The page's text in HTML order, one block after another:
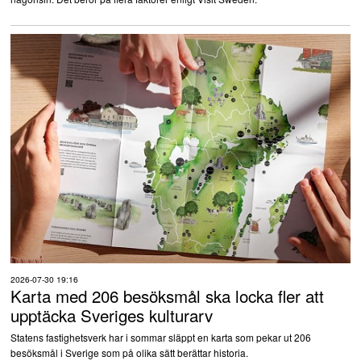
2026-07-30 19:16
Karta med 206 besöksmål ska locka fler att
upptäcka Sveriges kulturarv
Statens fastighetsverk har i sommar släppt en karta som pekar ut 206
besöksmål i Sverige som på olika sätt berättar historia.